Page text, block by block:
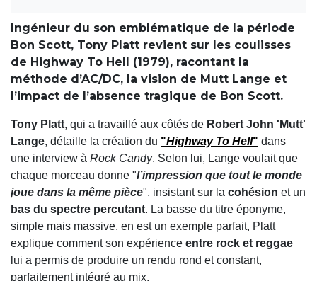
Ingénieur du son emblématique de la période
Bon Scott, Tony Platt revient sur les coulisses
de Highway To Hell (1979), racontant la
méthode d’AC/DC, la vision de Mutt Lange et
l’impact de l’absence tragique de Bon Scott.
Tony Platt, qui a travaillé aux côtés de Robert John 'Mutt'
Lange, détaille la création du "Highway To Hell" dans
une interview à Rock Candy. Selon lui, Lange voulait que
chaque morceau donne "l’impression que tout le monde
joue dans la même pièce", insistant sur la cohésion et un
bas du spectre percutant. La basse du titre éponyme,
simple mais massive, en est un exemple parfait, Platt
explique comment son expérience entre rock et reggae
lui a permis de produire un rendu rond et constant,
parfaitement intégré au mix.